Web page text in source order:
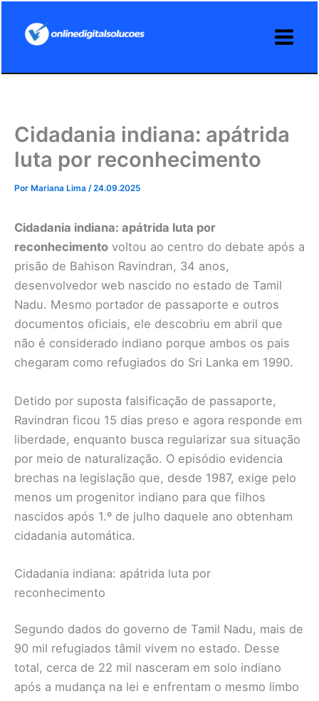
Cidadania indiana: apátrida
luta por reconhecimento
Por Mariana Lima /24.09.2025
Cidadania indiana: apátrida luta por
reconhecimento voltou ao centro do debate após a
prisão de Bahison Ravindran, 34 anos,
desenvolvedor web nascido no estado de Tamil
Nadu. Mesmo portador de passaporte e outros
documentos oficiais, ele descobriu em abril que
não é considerado indiano porque ambos os pais
chegaram como refugiados do Sri Lanka em 1990.
Detido por suposta falsificação de passaporte,
Ravindran ficou 15 dias preso e agora responde em
liberdade, enquanto busca regularizar sua situação
por meio de naturalização. O episódio evidencia
brechas na legislação que, desde 1987, exige pelo
menos um progenitor indiano para que filhos
nascidos após 1.º de julho daquele ano obtenham
cidadania automática.
Cidadania indiana: apátrida luta por
reconhecimento
Segundo dados do governo de Tamil Nadu, mais de
90 mil refugiados tâmil vivem no estado. Desse
total, cerca de 22 mil nasceram em solo indiano
após a mudança na lei e enfrentam o mesmo limbo